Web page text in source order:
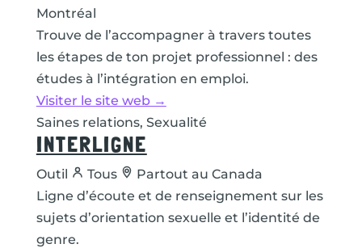
Montréal
Trouve de l’accompagner à travers toutes
les étapes de ton projet professionnel : des
études à l’intégration en emploi.
Visiter le site web →
Saines relations, Sexualité
INTERLIGNE
Outil Tous
Partout au Canada
Ligne d’écoute et de renseignement sur les
sujets d’orientation sexuelle et l’identité de
genre.